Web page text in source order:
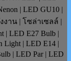
| LED GU10 |
งาน | โซล่าเซลล์ |
| LED E27 Bulb |
Light | LED E14 |
| LED Par | LED